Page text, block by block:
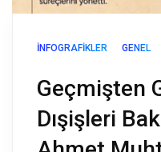
İNFOGRAFIKLER GENEL
Geçmişten
Dışişleri